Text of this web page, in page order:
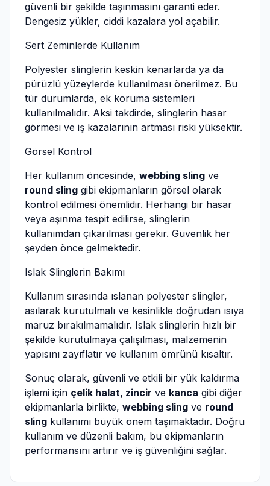
güvenli bir şekilde taşınmasını garanti eder.
Dengesiz yükler, ciddi kazalara yol açabilir.
Sert Zeminlerde Kullanım
Polyester slinglerin keskin kenarlarda ya da
pürüzlü yüzeylerde kullanılması önerilmez. Bu
tür durumlarda, ek koruma sistemleri
kullanılmalıdır. Aksi takdirde, slinglerin hasar
görmesi ve iş kazalarının artması riski yüksektir.
Görsel Kontrol
Her kullanım öncesinde, webbing sling ve
round sling gibi ekipmanların görsel olarak
kontrol edilmesi önemlidir. Herhangi bir hasar
veya aşınma tespit edilirse, slinglerin
kullanımdan çıkarılması gerekir. Güvenlik her
şeyden önce gelmektedir.
Islak Slinglerin Bakımı
Kullanım sırasında ıslanan polyester slingler,
asılarak kurutulmalı ve kesinlikle doğrudan ısıya
maruz bırakılmamalıdır. Islak slinglerin hızlı bir
şekilde kurutulmaya çalışılması, malzemenin
yapısını zayıflatır ve kullanım ömrünü kısaltır.
Sonuç olarak, güvenli ve etkili bir yük kaldırma
işlemi için çelik halat, zincir ve kanca gibi diğer
ekipmanlarla birlikte, webbing sling ve round
sling kullanımı büyük önem taşımaktadır. Doğru
kullanım ve düzenli bakım, bu ekipmanların
performansını artırır ve iş güvenliğini sağlar.